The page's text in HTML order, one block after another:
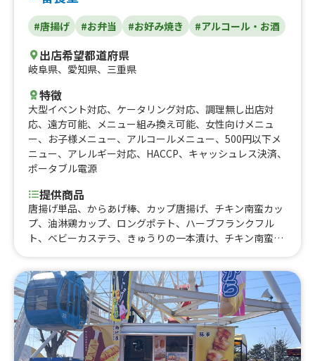
ドライ）、はちみつ塩レモンサワー、ラムネ、フルーツス
カッシュ、カフェオレ（HOT / ICE）、たこ焼き(5個入
り)、定番たこ焼き「王道ソース」、定番たこ焼き「極み
醤油」、定番たこ焼き「こだわりソルト」、定番たこ焼き
「濃厚うま味噌」、定番たこ焼き「素焼き」、一日の数量
ンテタコヤキ」
#唐揚げ #お弁当 #お好み焼き #アルコール・お酒
出店希望都道府県
岐阜県、 愛知県、 三重県
特徴
大型イベント対応、 ケータリング対応、 調理無し出店対
応、 遠方可能、 メニュー組み換え可能、 女性向けメニュ
ー、 お子様メニュー、 アルコールメニュー、 500円以下メ
ニュー、 アレルギー対応、 HACCP、 キャッシュレス決済、
ポータブル電源
提供商品
唐揚げ単品、からあげ棒、カップ唐揚げ、チキン南蛮カッ
プ、油淋鶏カップ、ロングポテト、ハーブフランクフル
ト、ベビーカステラ、きゅうりの一本漬け、チキン南蛮弁
蛮丼、油淋鶏丼、唐揚げスタミナ丼、けいちゃん丼、けい
ちゃん焼きそば、唐揚げカレー、オムチャーハン、唐揚げ
チャーハン、唐揚げそば、かき氷、生ビール